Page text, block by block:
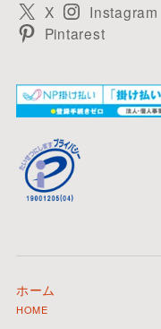
X Instagram
Pintarest
ホーム
HOME